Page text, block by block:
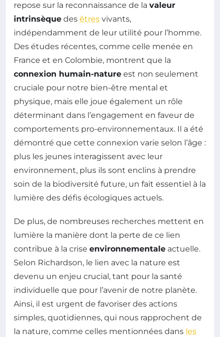
repose sur la reconnaissance de la valeur
intrinsèque des êtres vivants,
indépendamment de leur utilité pour l’homme.
Des études récentes, comme celle menée en
France et en Colombie, montrent que la
connexion humain-nature est non seulement
cruciale pour notre bien-être mental et
physique, mais elle joue également un rôle
déterminant dans l’engagement en faveur de
comportements pro-environnementaux. Il a été
démontré que cette connexion varie selon l’âge :
plus les jeunes interagissent avec leur
environnement, plus ils sont enclins à prendre
soin de la biodiversité future, un fait essentiel à la
lumière des défis écologiques actuels.
De plus, de nombreuses recherches mettent en
lumière la manière dont la perte de ce lien
contribue à la crise environnementale actuelle.
Selon Richardson, le lien avec la nature est
devenu un enjeu crucial, tant pour la santé
individuelle que pour l’avenir de notre planète.
Ainsi, il est urgent de favoriser des actions
simples, quotidiennes, qui nous rapprochent de
la nature, comme celles mentionnées dans les